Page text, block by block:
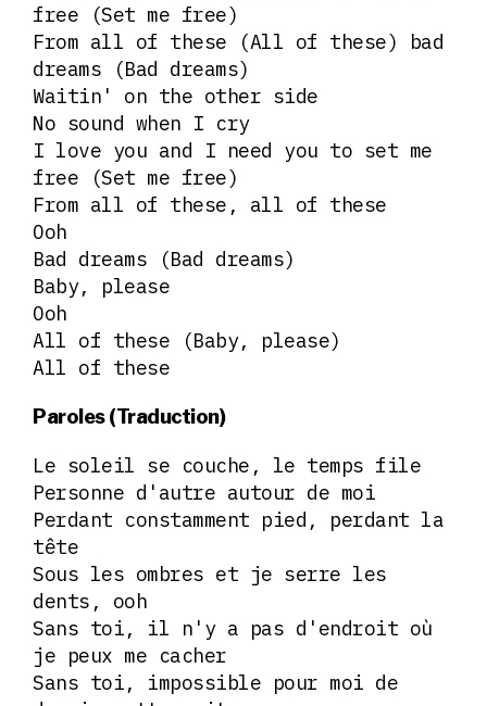
free (Set me free)
From all of these (All of these) bad
dreams (Bad dreams)
Waitin' on the other side
No sound when I cry
I love you and I need you to set me
free (Set me free)
From all of these, all of these
Ooh
Bad dreams (Bad dreams)
Baby, please
Ooh
All of these (Baby, please)
All of these
Paroles (Traduction)
Le soleil se couche, le temps file
Personne d'autre autour de moi
Perdant constamment pied, perdant la
tête
Sous les ombres et je serre les
dents, ooh
Sans toi, il n'y a pas d'endroit où
je peux me cacher
Sans toi, impossible pour moi de